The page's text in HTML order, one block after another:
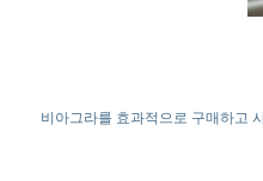
비아그라를 효과적으로 구매하고